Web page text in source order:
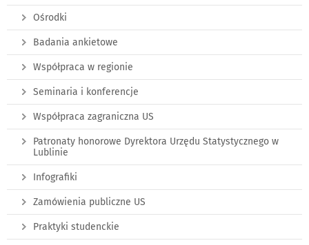
Ośrodki
Badania ankietowe
Współpraca w regionie
Seminaria i konferencje
Współpraca zagraniczna US
Patronaty honorowe Dyrektora Urzędu Statystycznego w
Lublinie
Infografiki
Zamówienia publiczne US
Praktyki studenckie